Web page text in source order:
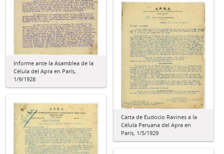
Informe ante la Asamblea de la
Célula del Apra en París,
1/9/1928
Carta de Eudocio Ravines a la
Célula Peruana del Apra en
París, 1/5/1929